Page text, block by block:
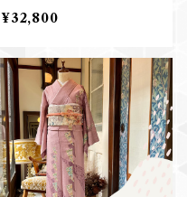
式 七五三ママ 訪問着+袋
帯 B612
¥32,800